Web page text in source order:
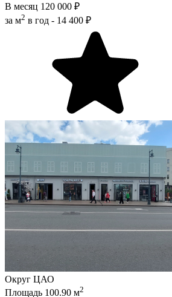
В месяц 120 000 ₽
за м2 в год - 14 400 ₽
Округ ЦАО
Площадь 100.90 м2